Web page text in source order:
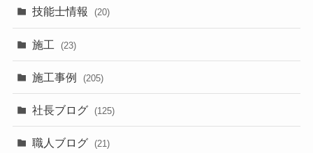
技能士情報 (20)
施工 (23)
施工事例 (205)
社長ブログ (125)
職人ブログ (21)